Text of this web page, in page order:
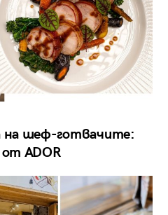
шеф-готвачите:
ADOR